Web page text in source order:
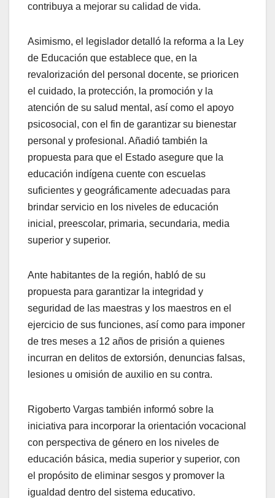
contribuya a mejorar su calidad de vida.
Asimismo, el legislador detalló la reforma a la Ley
de Educación que establece que, en la
revalorización del personal docente, se prioricen
el cuidado, la protección, la promoción y la
atención de su salud mental, así como el apoyo
psicosocial, con el fin de garantizar su bienestar
personal y profesional. Añadió también la
propuesta para que el Estado asegure que la
educación indígena cuente con escuelas
suficientes y geográficamente adecuadas para
brindar servicio en los niveles de educación
inicial, preescolar, primaria, secundaria, media
superior y superior.
Ante habitantes de la región, habló de su
propuesta para garantizar la integridad y
seguridad de las maestras y los maestros en el
ejercicio de sus funciones, así como para imponer
de tres meses a 12 años de prisión a quienes
incurran en delitos de extorsión, denuncias falsas,
lesiones u omisión de auxilio en su contra.
Rigoberto Vargas también informó sobre la
iniciativa para incorporar la orientación vocacional
con perspectiva de género en los niveles de
educación básica, media superior y superior, con
el propósito de eliminar sesgos y promover la
igualdad dentro del sistema educativo.